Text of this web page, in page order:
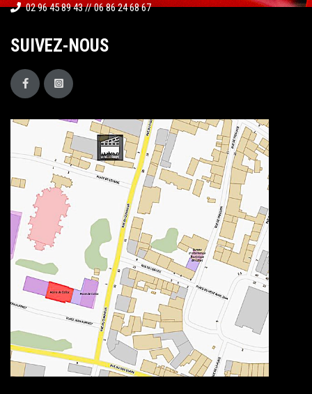
02 96 45 89 43 // 06 86 24 68 67
SUIVEZ-NOUS